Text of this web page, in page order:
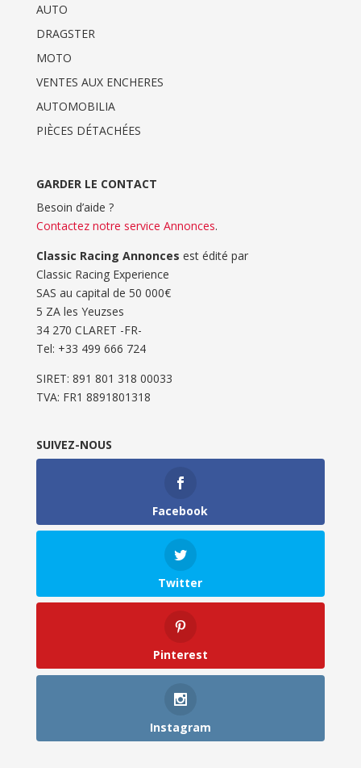
AUTO
DRAGSTER
MOTO
VENTES AUX ENCHERES
AUTOMOBILIA
PIÈCES DÉTACHÉES
GARDER LE CONTACT
Besoin d’aide ?
Contactez notre service Annonces.
Classic Racing Annonces est édité par
Classic Racing Experience
SAS au capital de 50 000€
5 ZA les Yeuzses
34 270 CLARET -FR-
Tel: ‭+33 499 666 724‬
SIRET: 891 801 318 00033
TVA: FR1 8891801318
SUIVEZ-NOUS
Facebook
Twitter
Pinterest
Instagram